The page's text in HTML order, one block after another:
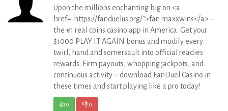
Upon the millions enchanting big on <a
href="https://fanduelus.org/">fan maxxwins</a> –
the #1 real coins casino app in America. Get your
$1000 PLAY IT AGAIN bonus and modify every
twirl, hand and somersault into official readies
rewards. Firm payouts, whopping jackpots, and
continuous activity – download FanDuel Casino in
these times and start playing like a pro today!
👍0 👎0